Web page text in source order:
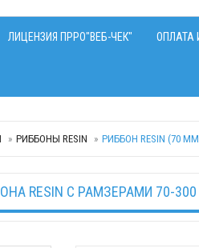
ЛИЦЕНЗИЯ ПРРО"ВЕБ-ЧЕК" ОПЛАТА
РИББОНЫ RESIN РИББОН RESIN (70
RESIN С РАМЗЕРАМИ 70-